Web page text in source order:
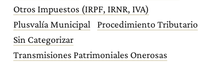
Otros Impuestos (IRPF, IRNR, IVA)
Plusvalía Municipal
Procedimiento Tributario
Sin Categorizar
Transmisiones Patrimoniales Onerosas